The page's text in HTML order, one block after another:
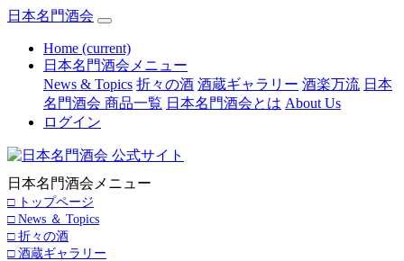
日本名門酒会
Home (current)
日本名門酒会メニュー
News & Topics 折々の酒 酒蔵ギャラリー 酒楽万流 日本
名門酒会 商品一覧 日本名門酒会とは About Us
ログイン
日本名門酒会メニュー
□ トップページ
□ News ＆ Topics
□ 折々の酒
□ 酒蔵ギャラリー